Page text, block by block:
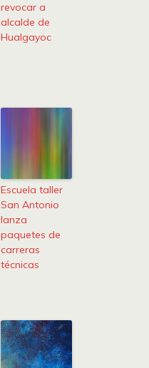
revocar a
alcalde de
Hualgayoc
Escuela taller
San Antonio
lanza
paquetes de
carreras
técnicas